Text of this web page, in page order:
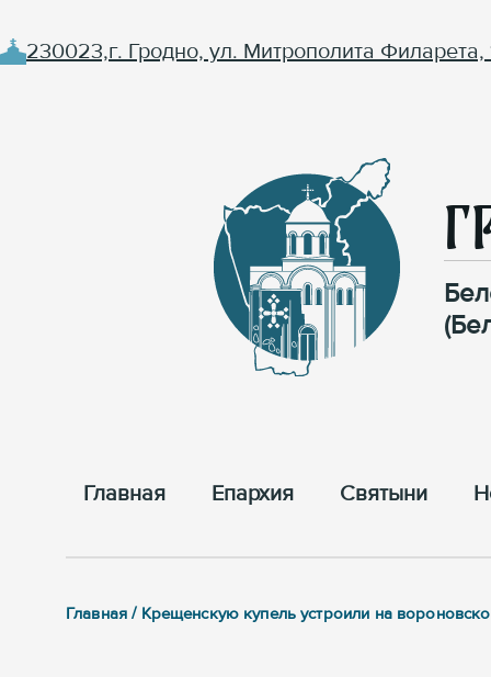
230023,г. Гродно, ул. Митрополита Филарета,
Главная Епархия Cвятыни
Главная / Крещенскую купель устроили на